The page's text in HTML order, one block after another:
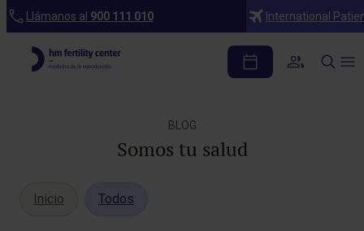
Llámanos al 900 111 010 International
BLOG
Somos tu salud
Inicio Todos